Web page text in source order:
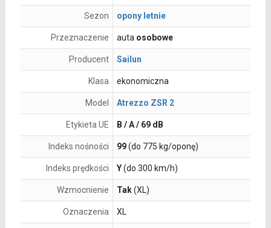
Sezon opony letnie
Przeznaczenie auta osobowe
Producent Sailun
Klasa ekonomiczna
Model Atrezzo ZSR 2
Etykieta UE B / A / 69 dB
Indeks nośności 99(do 775 kg/oponę)
Indeks prędkości Y(do 300 km/h)
Wzmocnienie Tak(XL)
Oznaczenia XL